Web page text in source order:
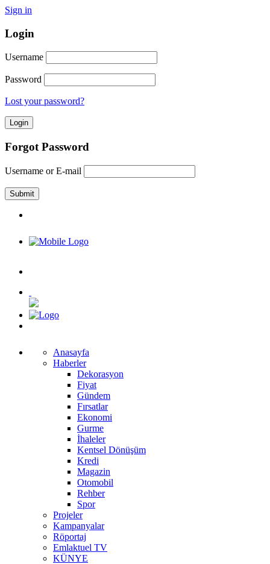
Sign in
Login
Username
Password
Lost your password?
Forgot Password
Username or E-mail
Anasayfa
Haberler
Dekorasyon
Fiyat
Gündem
Fırsatlar
Ekonomi
Gurme
İhaleler
Kentsel Dönüşüm
Kredi
Magazin
Otomobil
Rehber
Spor
Projeler
Kampanyalar
Röportaj
Emlaktuel TV
KÜNYE